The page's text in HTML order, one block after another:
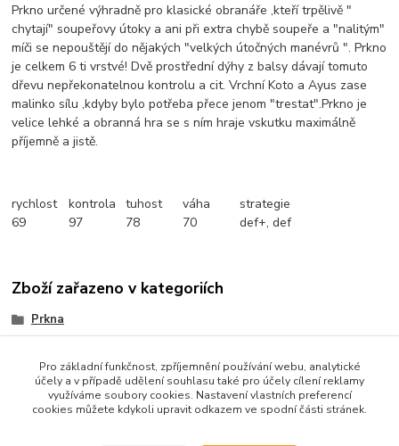
Prkno určené výhradně pro klasické obranáře ,kteří trpělivě "
chytají" soupeřovy útoky a ani při extra chybě soupeře a "nalitým"
míči se nepouštějí do nějakých "velkých útočných manévrů ". Prkno
je celkem 6 ti vrstvé! Dvě prostřední dýhy z balsy dávají tomuto
dřevu nepřekonatelnou kontrolu a cit. Vrchní Koto a Ayus zase
malinko sílu ,kdyby bylo potřeba přece jenom "trestat".Prkno je
velice lehké a obranná hra se s ním hraje vskutku maximálně
příjemně a jistě.
rychlost kontrola tuhost váha
strategie
69
97 78 70 def+, def
Zboží zařazeno v kategoriích
Prkna
Pro základní funkčnost, zpříjemnění používání webu, analytické
účely a v případě udělení souhlasu také pro účely cílení reklamy
využíváme soubory cookies. Nastavení vlastních preferencí
cookies můžete kdykoli upravit odkazem ve spodní části stránek.